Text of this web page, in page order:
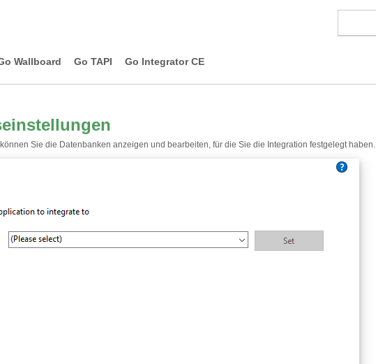
Wallboard Go TAPI Go Integrator CE
Sie die Datenbanken anzeigen und bearbeiten, für die Sie die Integration festgelegt haben.